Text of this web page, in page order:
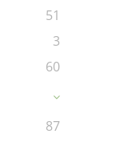
51
3
60
87